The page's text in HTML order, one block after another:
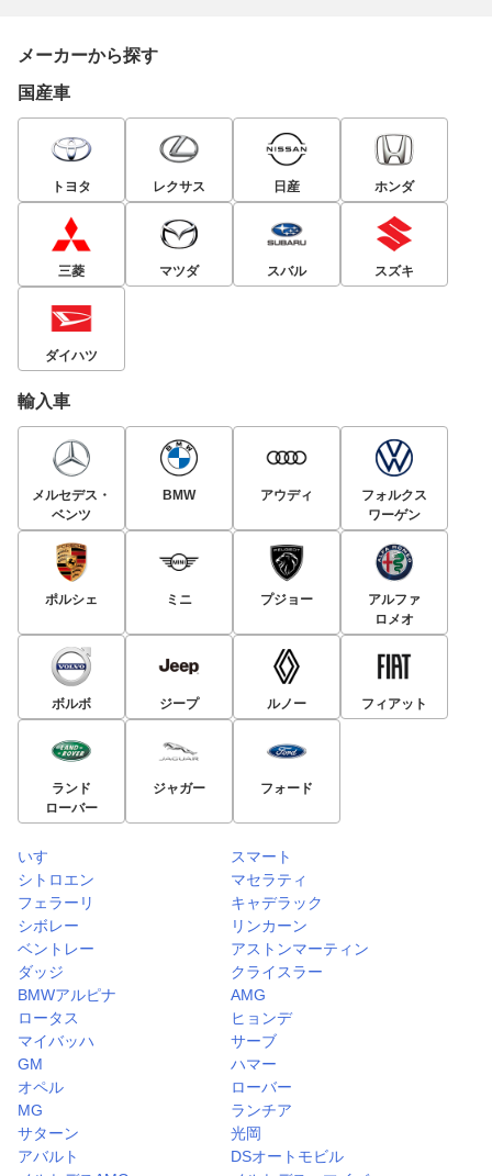
メーカーから探す
国産車
トヨタ レクサス 日産 ホンダ
三菱 マツダ スバル スズキ
ダイハツ
輸入車
メルセデス・
ベンツ
BMW アウディ
フォルクス
ワーゲン
ポルシェ ミニ プジョー
アルファ
ロメオ
ボルボ ジープ ルノー フィアット
ランド
ローバー
ジャガー フォード
いすゞ
スマート
シトロエン
マセラティ
フェラーリ
キャデラック
シボレー
リンカーン
ベントレー
アストンマーティン
ダッジ
クライスラー
BMWアルピナ
AMG
ロータス
ヒョンデ
マイバッハ
サーブ
GM
ハマー
オペル
ローバー
MG
ランチア
サターン
光岡
アバルト
DSオートモビル